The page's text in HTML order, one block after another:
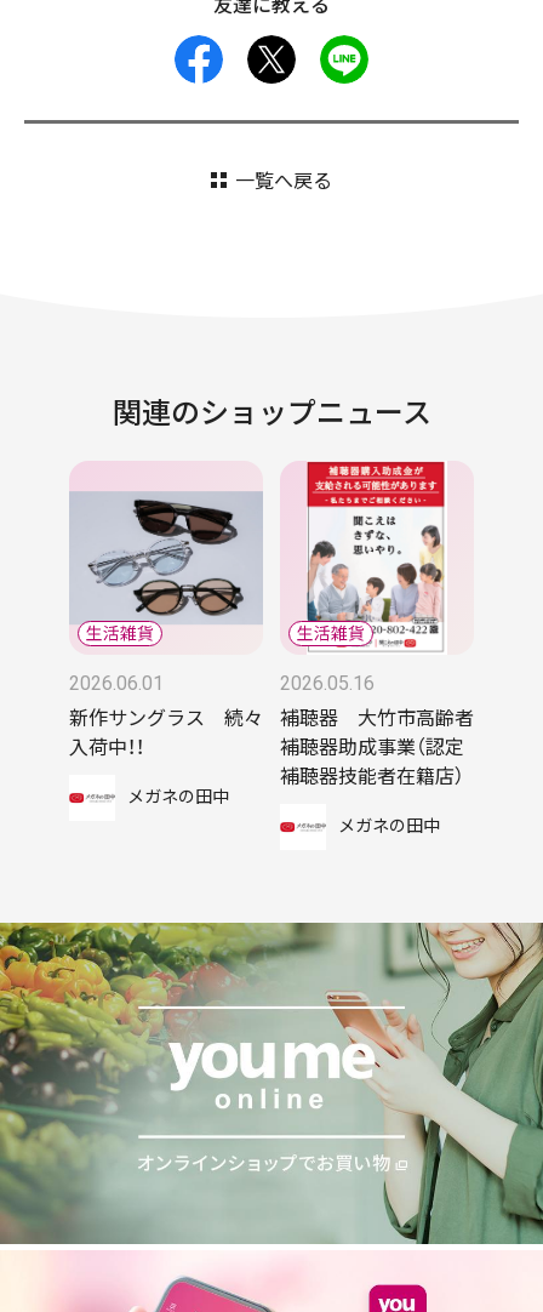
友達に教える
facebook
一覧へ戻る
関連のショップニュース
2026.06.01
新作サングラス 続々
入荷中！！
メガネの田中
2026.05.16
補聴器 大竹市高齢者
補聴器助成事業（認定
補聴器技能者在籍店）
メガネの田中